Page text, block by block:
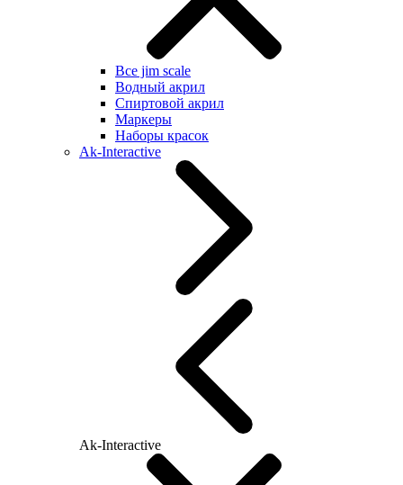
Все jim scale
Водный акрил
Спиртовой акрил
Маркеры
Наборы красок
Ak-Interactive
Ak-Interactive